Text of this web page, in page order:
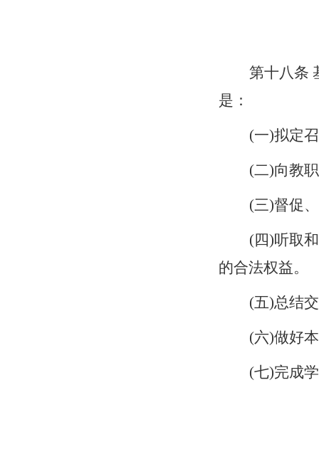
第十八条
是：
(一)拟定
(二)向教
(三)督促
(四)听取
的合法权益。
(五)总结
(六)做好
(七)完成